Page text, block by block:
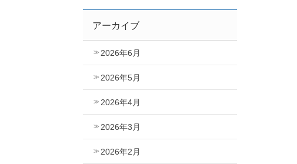
アーカイブ
2026年6月
2026年5月
2026年4月
2026年3月
2026年2月